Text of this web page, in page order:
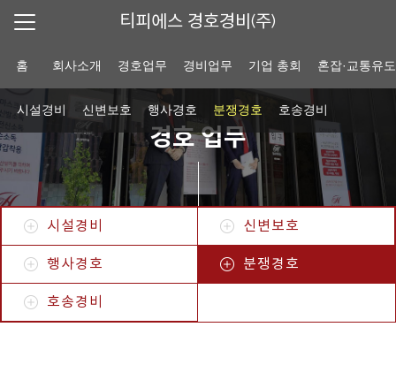
티피에스 경호경비(주)
홈 회사소개 경호업무 경비업무 기업 총회 혼잡·교통유
시설경비 신변보호 행사경호 분쟁경호 호송경비
경호 업무
시설경비 신변보호
행사경호 분쟁경호
호송경비